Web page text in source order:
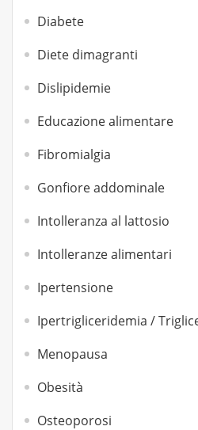
Diabete
Diete dimagranti
Dislipidemie
Educazione alimentare
Fibromialgia
Gonfiore addominale
Intolleranza al lattosio
Intolleranze alimentari
Ipertensione
Ipertrigliceridemia /
Menopausa
Obesità
Osteoporosi